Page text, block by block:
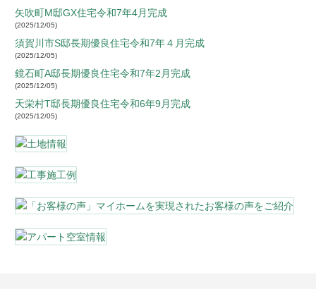
矢吹町M邸GX住宅令和7年4月完成
2025/12/05
須賀川市S邸長期優良住宅令和7年４月完成
2025/12/05
鏡石町A邸長期優良住宅令和7年2月完成
2025/12/05
天栄村T邸長期優良住宅令和6年9月完成
2025/12/05